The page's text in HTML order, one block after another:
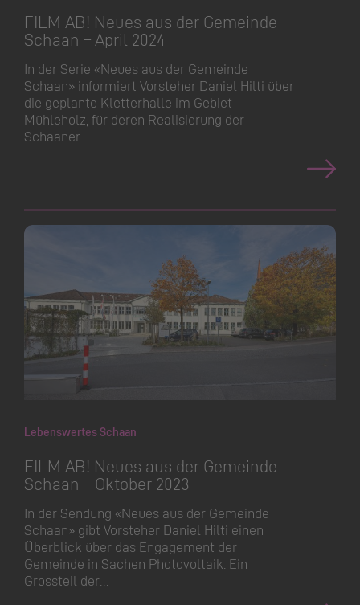
FILM AB! Neues aus der Gemeinde
Schaan – April 2024
In der Serie «Neues aus der Gemeinde
Schaan» informiert Vorsteher Daniel Hilti über
die geplante Kletterhalle im Gebiet
Mühleholz, für deren Realisierung der
Schaaner…
Lebenswertes Schaan
FILM AB! Neues aus der Gemeinde
Schaan – Oktober 2023
In der Sendung «Neues aus der Gemeinde
Schaan» gibt Vorsteher Daniel Hilti einen
Überblick über das Engagement der
Gemeinde in Sachen Photovoltaik. Ein
Grossteil der…